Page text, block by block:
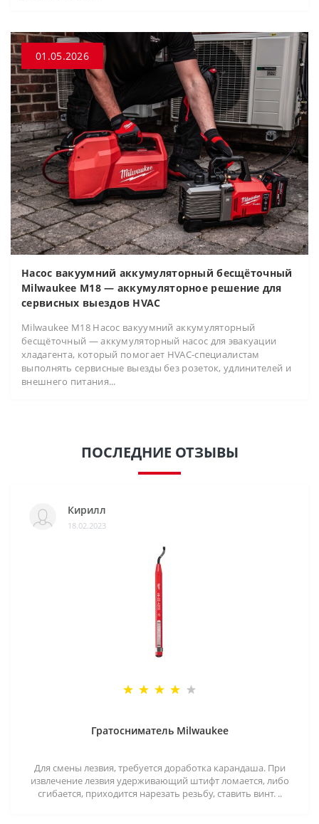
01.05.2026
Насос вакуумний аккумуляторный бесщёточный
Milwaukee M18 — аккумуляторное решение для
сервисных выездов HVAC
Milwaukee M18 Насос вакуумний аккумуляторный
бесщёточный — аккумуляторный насос для эвакуации
хладагента, который помогает HVAC-специалистам
выполнять сервисные выезды без розеток, удлинителей и
внешнего питания...
ПОСЛЕДНИЕ ОТЗЫВЫ
Кирилл
18.02.2023
Гратосниматель Milwaukee
Для смены лезвия, требуется доработка карандаша. При
извлечение лезвия удерживающий штифт ломается, либо
сгибается, приходится нарезать резьбу, ставить винт. ..